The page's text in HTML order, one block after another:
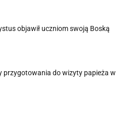
objawił uczniom swoją Boską
przygotowania do wizyty papieża w